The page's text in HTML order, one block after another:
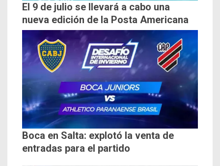
El 9 de julio se llevará a cabo una
nueva edición de la Posta Americana
Boca en Salta: explotó la venta de
entradas para el partido